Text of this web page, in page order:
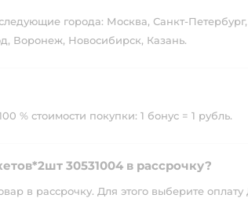
города: Москва, Санкт-Петербург,
Воронеж, Новосибирск, Казань.
% стоимости покупки: 1 бонус = 1 рубль.
30531004 в рассрочку?
в рассрочку. Для этого выберите